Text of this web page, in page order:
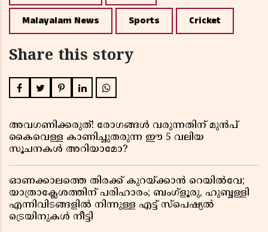
Malayalam News Sports Cricket
Share this story
അവഗണിക്കരുത്! രോഗങ്ങൾ വരുന്നതിന് മുൻപ്
കൈവെള്ള കാണിച്ചുതരുന്ന ഈ 5 വലിയ
സൂചനകൾ അറിയാമോ?
ഓണക്കാലത്തെ തിരക്ക് കുറയ്ക്കാൻ റെയിൽവേ;
യാത്രാക്ലേശത്തിന് പരിഹാരം; ബംഗ്ളൂരു, ഹുബ്ബള്ളി
എന്നിവിടങ്ങളിൽ നിന്നുള്ള എട്ട് സ്പെഷ്യൽ
ട്രെയിനുകൾ നീട്ടി